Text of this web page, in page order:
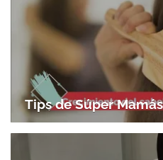
Tips de Súper